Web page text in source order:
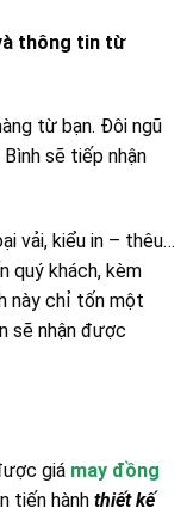
thông tin từ
từ bạn. Đôi ngũ
sẽ tiếp nhận
vải, kiểu in – thêu…
quý khách, kèm
này chỉ tốn một
sẽ nhận được
giá may đồng
tiến hành thiết kế